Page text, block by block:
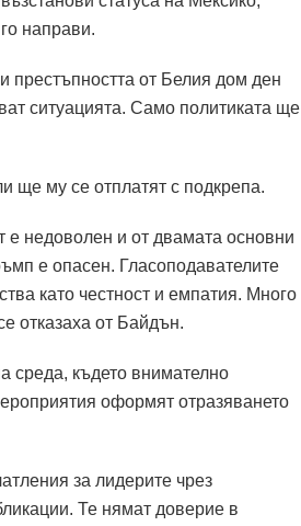
направи.
престъпността от Белия дом ден
ситуацията. Само политиката ще
ще му се отплатят с подкрепа.
е недоволен и от двамата основни
е опасен. Гласоподавателите
като честност и емпатия. Много
отказаха от Байдън.
среда, където внимателно
оформят отразяването
за лидерите чрез
Те нямат доверие в